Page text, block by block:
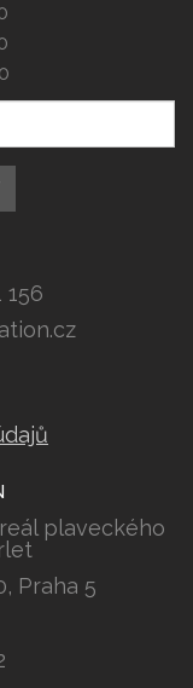
156
plaveckého
Praha 5